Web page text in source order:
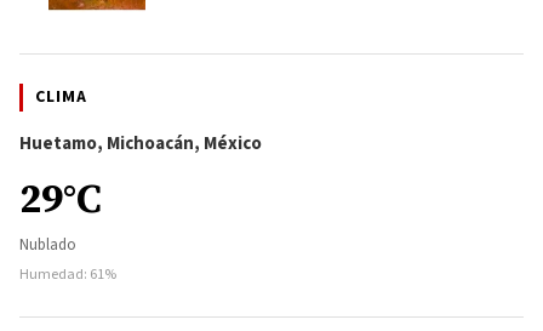
CLIMA
Huetamo, Michoacán, México
29°C
Nublado
Humedad: 61%